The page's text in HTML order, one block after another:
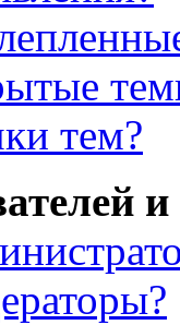
тем?